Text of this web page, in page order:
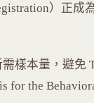
）正成
需樣本量，避免
for the